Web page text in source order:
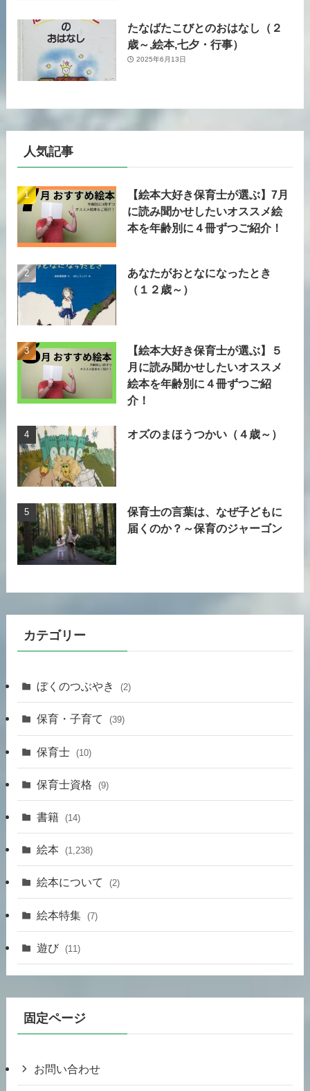
たなばたこびとのおはなし（２
歳～,絵本,七夕・行事）
2025年6月13日
人気記事
【絵本大好き保育士が選ぶ】7月
に読み聞かせしたいオススメ絵
本を年齢別に４冊ずつご紹介！
あなたがおとなになったとき
（１２歳～）
【絵本大好き保育士が選ぶ】５
月に読み聞かせしたいオススメ
絵本を年齢別に４冊ずつご紹
介！
オズのまほうつかい（４歳～）
保育士の言葉は、なぜ子どもに
届くのか？～保育のジャーゴン
カテゴリー
ぼくのつぶやき (2)
保育・子育て (39)
保育士 (10)
保育士資格 (9)
書籍 (14)
絵本 (1,238)
絵本について (2)
絵本特集 (7)
遊び (11)
固定ページ
お問い合わせ